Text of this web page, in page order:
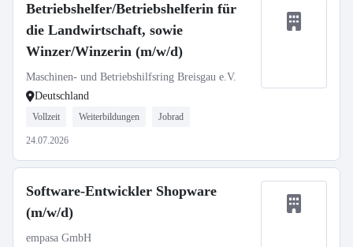
Betriebshelfer/Betriebshelferin für
die Landwirtschaft, sowie
Winzer/Winzerin (m/w/d)
Maschinen- und Betriebshilfsring Breisgau e.V.
Deutschland
Vollzeit Weiterbildungen Jobrad
24.07.2026
Software-Entwickler Shopware
(m/w/d)
empasa GmbH